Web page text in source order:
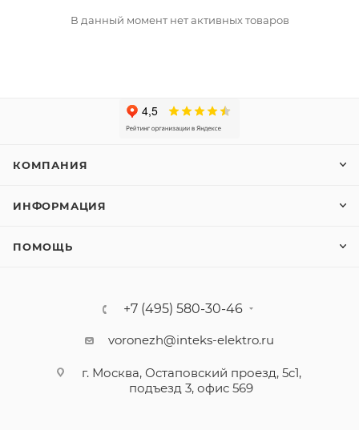
В данный момент нет активных товаров
КОМПАНИЯ
ИНФОРМАЦИЯ
ПОМОЩЬ
+7 (495) 580-30-46
voronezh@inteks-elektro.ru
г. Москва, Остаповский проезд, 5с1,
подъезд 3, офис 569